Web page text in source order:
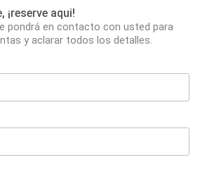
¡reserve aqui!
pondrá en contacto con usted para
y aclarar todos los detalles.